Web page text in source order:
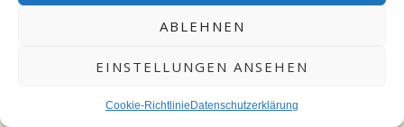
ABLEHNEN
EINSTELLUNGEN ANSEHEN
Cookie-Richtlinie Datenschutzerklärung
ein Krabbelliederbuch mit […]